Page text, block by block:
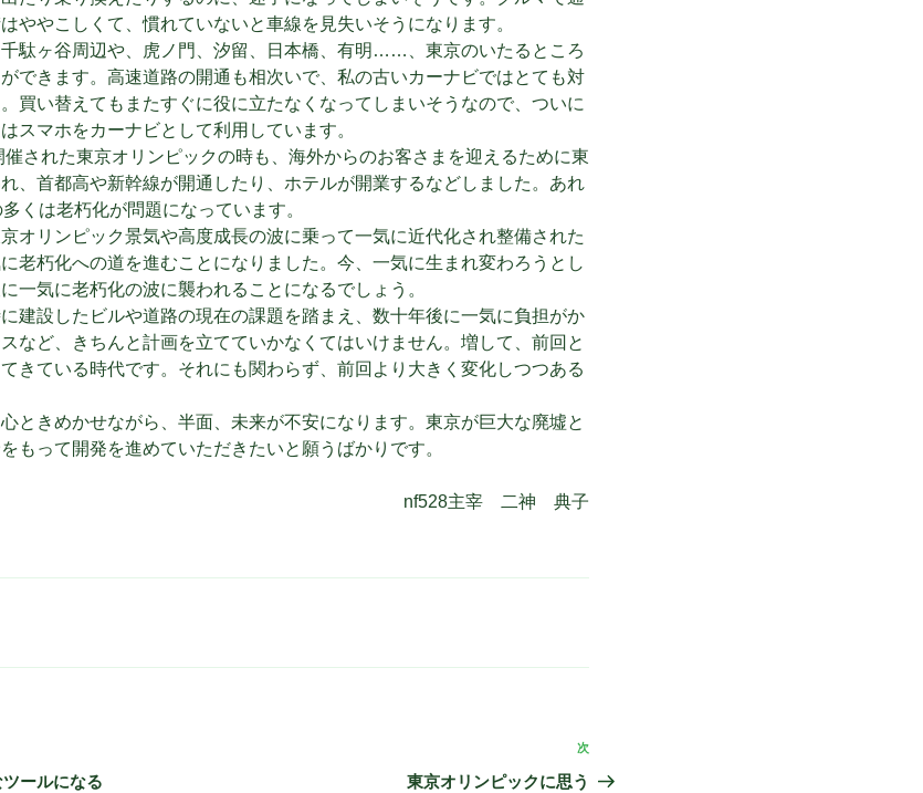
ややこしくて、慣れていないと車線を見失いそうになります。
駄ヶ谷周辺や、虎ノ門、汐留、日本橋、有明……、東京のいたるところ
できます。高速道路の開通も相次いで、私の古いカーナビではとても対
買い替えてもまたすぐに役に立たなくなってしまいそうなので、ついに
スマホをカーナビとして利用しています。
された東京オリンピックの時も、海外からのお客さまを迎えるために東
、首都高や新幹線が開通したり、ホテルが開業するなどしました。あれ
くは老朽化が問題になっています。
オリンピック景気や高度成長の波に乗って一気に近代化され整備された
老朽化への道を進むことになりました。今、一気に生まれ変わろうとし
一気に老朽化の波に襲われることになるでしょう。
建設したビルや道路の現在の課題を踏まえ、数十年後に一気に負担がか
など、きちんと計画を立てていかなくてはいけません。増して、前回と
きている時代です。それにも関わらず、前回より大きく変化しつつある
ときめかせながら、半面、未来が不安になります。東京が巨大な廃墟と
もって開発を進めていただきたいと願うばかりです。
nf528主宰 二神 典子
ールになる
次
の
次
東京オリンピックに思う